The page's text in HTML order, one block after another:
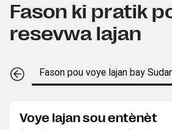
Fason ki pratik
resevwa lajan
Fason pou voye lajan bay
Voye lajan sou entènèt